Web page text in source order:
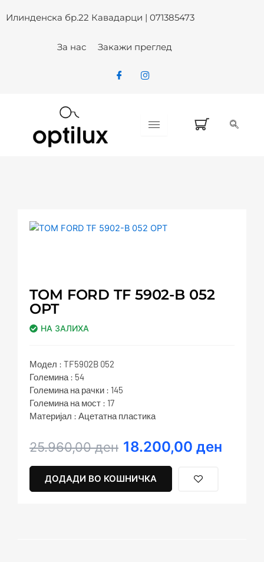
toИлинденска бр.22 Кавадарци | 071385473
За нас Закажи преглед
TOM FORD TF 5902-B 052
OPT
НА ЗАЛИХА
Модел : TF5902B 052
Големина : 54
Големина на рачки : 145
Големина на мост : 17
Материјал : Ацетатна пластика
25.960,00ден
Original
was:
25.960,00 ден.
18.200,00 ден
Current
18.200,00 ден.
ДОДАДИ ВО КОШНИЧКА